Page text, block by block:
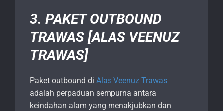
3. PAKET OUTBOUND
TRAWAS [ALAS VEENUZ
TRAWAS]
Paket outbound di Alas Veenuz Trawas
adalah perpaduan sempurna antara
keindahan alam yang menakjubkan dan